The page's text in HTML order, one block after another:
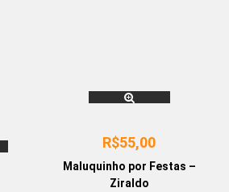
R$55,00
Maluquinho por Festas –
Ziraldo